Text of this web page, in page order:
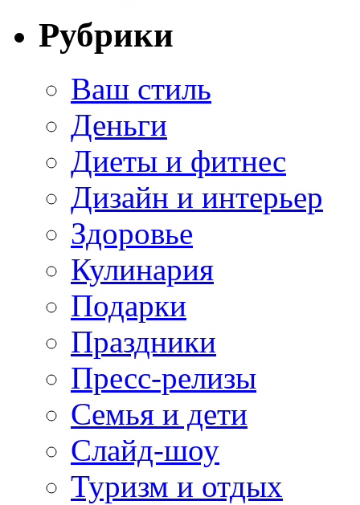
Рубрики
Ваш стиль
Деньги
Диеты и фитнес
Дизайн и интерьер
Здоровье
Кулинария
Подарки
Праздники
Пресс-релизы
Семья и дети
Слайд-шоу
Туризм и отдых